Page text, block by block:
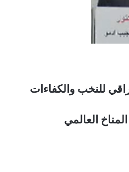
للنخب والكفاءات
العالمي